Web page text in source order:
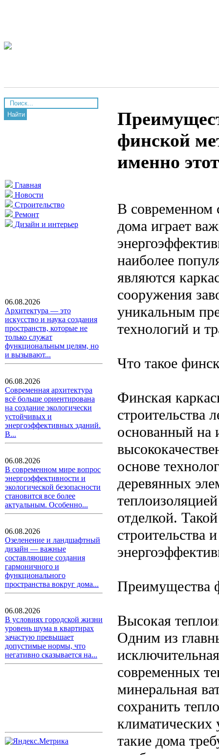
Найти
Главная
Новости
Строительство
Ремонт
Дизайн и интерьер
06.08.2026
Архитектура — это
искусство и наука создания
пространств, которые не
только служат
функциональным целям, но
и вызывают...
06.08.2026
Современная архитектура
всё больше ориентирована
на создание экологически
устойчивых и
энергоэффективных зданий.
В...
06.08.2026
В современном мире вопрос
энергоэффективности и
экологической безопасности
становится все более
актуальным. Особенно...
06.08.2026
Озеленение и ландшафтный
дизайн — важные
составляющие создания
гармоничного и
функционального
пространства вокруг дома...
06.08.2026
В условиях городской жизни
уровень шума в квартирах
зачастую превышает
допустимые нормы, что
негативно сказывается на...
финской
именно
В современном
дома играет
наиболее
являются
сооружения
уникальным
технологий и
Что такое
Финская
строительства
основанный на
основе
деревянных
отделкой.
строительства
Преимущества
Высокая
Одним из
современных
минеральная
сохранить
климатических
такие дома